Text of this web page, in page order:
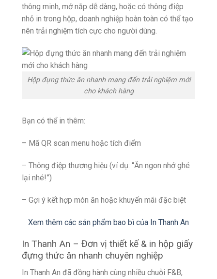
thông minh, mở nắp dễ dàng, hoặc có thông điệp
nhỏ in trong hộp, doanh nghiệp hoàn toàn có thể tạo
nên trải nghiệm tích cực cho người dùng.
Hộp đựng thức ăn nhanh mang đến trải nghiệm mới
cho khách hàng
Bạn có thể in thêm:
– Mã QR scan menu hoặc tích điểm
– Thông điệp thương hiệu (ví dụ: “Ăn ngon nhớ ghé
lại nhé!”)
– Gợi ý kết hợp món ăn hoặc khuyến mãi đặc biệt
Xem thêm các sản phẩm bao bì của In Thanh An
In Thanh An – Đơn vị thiết kế & in hộp giấy
đựng thức ăn nhanh chuyên nghiệp
In Thanh An đã đồng hành cùng nhiều chuỗi F&B,